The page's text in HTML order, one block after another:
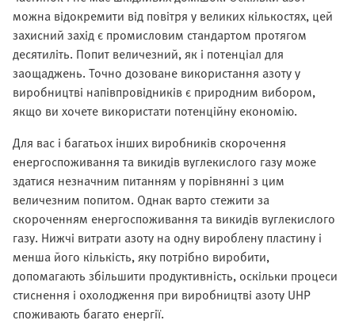
можна відокремити від повітря у великих кількостях, цей
захисний захід є промисловим стандартом протягом
десятиліть. Попит величезний, як і потенціал для
заощаджень. Точно дозоване використання азоту у
виробництві напівпровідників є природним вибором,
якщо ви хочете використати потенційну економію.
Для вас і багатьох інших виробників скорочення
енергоспоживання та викидів вуглекислого газу може
здатися незначним питанням у порівнянні з цим
величезним попитом. Однак варто стежити за
скороченням енергоспоживання та викидів вуглекислого
газу. Нижчі витрати азоту на одну вироблену пластину і
менша його кількість, яку потрібно виробити,
допомагають збільшити продуктивність, оскільки процеси
стиснення і охолодження при виробництві азоту UHP
споживають багато енергії.